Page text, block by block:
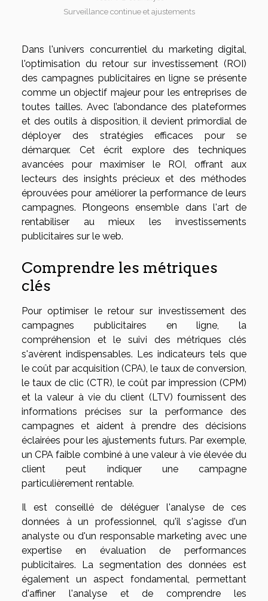
Surveillance continue et ajustements
Dans l'univers concurrentiel du marketing digital,
l'optimisation du retour sur investissement (ROI)
des campagnes publicitaires en ligne se présente
comme un objectif majeur pour les entreprises de
toutes tailles. Avec l’abondance des plateformes
et des outils à disposition, il devient primordial de
déployer des stratégies efficaces pour se
démarquer. Cet écrit explore des techniques
avancées pour maximiser le ROI, offrant aux
lecteurs des insights précieux et des méthodes
éprouvées pour améliorer la performance de leurs
campagnes. Plongeons ensemble dans l'art de
rentabiliser au mieux les investissements
publicitaires sur le web.
Comprendre les métriques
clés
Pour optimiser le retour sur investissement des
campagnes publicitaires en ligne, la
compréhension et le suivi des métriques clés
s'avèrent indispensables. Les indicateurs tels que
le coût par acquisition (CPA), le taux de conversion,
le taux de clic (CTR), le coût par impression (CPM)
et la valeur à vie du client (LTV) fournissent des
informations précises sur la performance des
campagnes et aident à prendre des décisions
éclairées pour les ajustements futurs. Par exemple,
un CPA faible combiné à une valeur à vie élevée du
client peut indiquer une campagne
particulièrement rentable.
Il est conseillé de déléguer l'analyse de ces
données à un professionnel, qu'il s'agisse d'un
analyste ou d'un responsable marketing avec une
expertise en évaluation de performances
publicitaires. La segmentation des données est
également un aspect fondamental, permettant
d'affiner l'analyse et de comprendre les